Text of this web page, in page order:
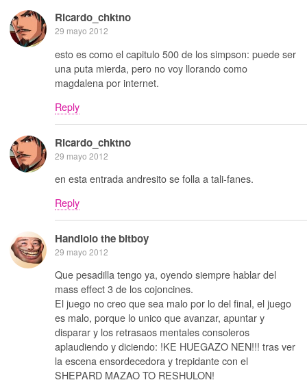
Ricardo_chktno
29 mayo 2012
esto es como el capitulo 500 de los simpson: puede ser
una puta mierda, pero no voy llorando como
magdalena por internet.
Reply
Ricardo_chktno
29 mayo 2012
en esta entrada andresito se folla a tali-fanes.
Reply
Handlolo the bitboy
29 mayo 2012
Que pesadilla tengo ya, oyendo siempre hablar del
mass effect 3 de los cojoncines.
El juego no creo que sea malo por lo del final, el juego
es malo, porque lo unico que avanzar, apuntar y
disparar y los retrasaos mentales consoleros
aplaudiendo y diciendo: !KE HUEGAZO NEN!!! tras ver
la escena ensordecedora y trepidante con el
SHEPARD MAZAO TO RESHULON!